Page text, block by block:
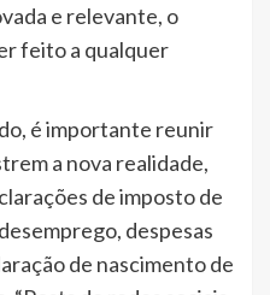
e relevante, o
feito a qualquer
é importante reunir
a nova realidade,
de imposto de
despesas
de nascimento de